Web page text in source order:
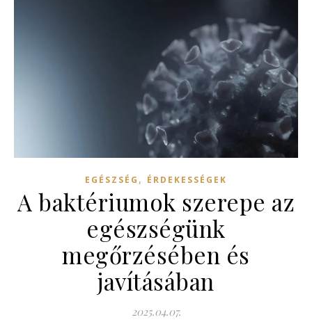
EGÉSZSÉG , ÉRDEKESSÉGEK
A baktériumok szerepe az
egészségünk
megőrzésében és
javításában
2025.04.07.